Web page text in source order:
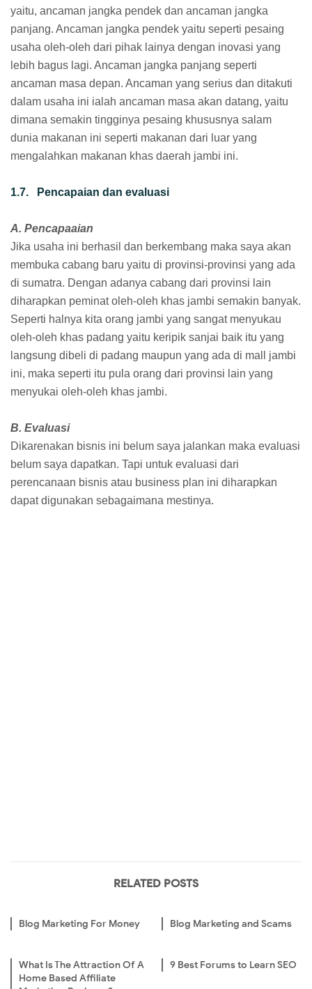
yaitu, ancaman jangka pendek dan ancaman jangka
panjang. Ancaman jangka pendek yaitu seperti pesaing
usaha oleh-oleh dari pihak lainya dengan inovasi yang
lebih bagus lagi. Ancaman jangka panjang seperti
ancaman masa depan. Ancaman yang serius dan ditakuti
dalam usaha ini ialah ancaman masa akan datang, yaitu
dimana semakin tingginya pesaing khususnya salam
dunia makanan ini seperti makanan dari luar yang
mengalahkan makanan khas daerah jambi ini.
1.7. Pencapaian dan evaluasi
A. Pencapaaian
Jika usaha ini berhasil dan berkembang maka saya akan
membuka cabang baru yaitu di provinsi-provinsi yang ada
di sumatra. Dengan adanya cabang dari provinsi lain
diharapkan peminat oleh-oleh khas jambi semakin banyak.
Seperti halnya kita orang jambi yang sangat menyukau
oleh-oleh khas padang yaitu keripik sanjai baik itu yang
langsung dibeli di padang maupun yang ada di mall jambi
ini, maka seperti itu pula orang dari provinsi lain yang
menyukai oleh-oleh khas jambi.
B. Evaluasi
Dikarenakan bisnis ini belum saya jalankan maka evaluasi
belum saya dapatkan. Tapi untuk evaluasi dari
perencanaan bisnis atau business plan ini diharapkan
dapat digunakan sebagaimana mestinya.
RELATED POSTS
Blog Marketing For Money Blog Marketing and Scams
What Is The Attraction Of A
Home Based Affiliate
9 Best Forums to Learn SEO